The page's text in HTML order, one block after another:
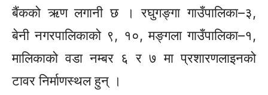
बैंकको ऋण लगानी छ । रघुगङ्गा गाउँपालिका–३,
बेनी नगरपालिकाको ९, १०, मङ्गला गाउँपालिका–१,
मालिकाको वडा नम्बर ६ र ७ मा प्रशारणलाइनको
टावर निर्माणस्थल हुन् ।